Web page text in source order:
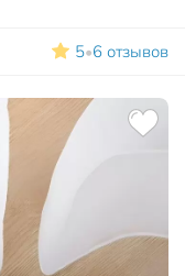
5•6 отзывов